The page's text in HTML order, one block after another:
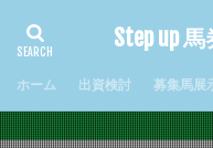
Step up
ホーム 出資検討 募集馬展
キャロットクラブ